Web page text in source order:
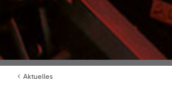
Aktuelles